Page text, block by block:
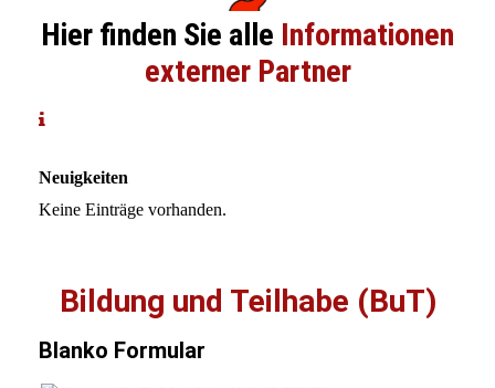
Hier finden Sie alle Informationen
externer Partner
Neuigkeiten
Keine Einträge vorhanden.
Bildung und Teilhabe (BuT)
Blanko Formular